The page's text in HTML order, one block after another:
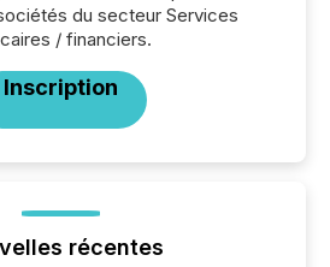
du secteur Services
/ financiers.
Inscription
récentes